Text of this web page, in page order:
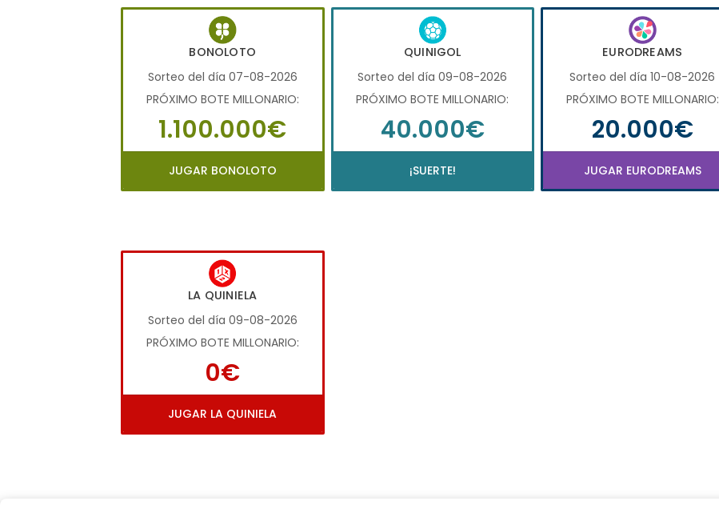
BONOLOTO
Sorteo del día 07-08-2026
PRÓXIMO BOTE MILLONARIO:
1.100.000€
JUGAR BONOLOTO
QUINIGOL
Sorteo del día 09-08-2026
PRÓXIMO BOTE MILLONARIO:
40.000€
¡SUERTE!
EURODREAMS
Sorteo del día 10-08-2026
PRÓXIMO BOTE MILLONARIO:
20.000€
JUGAR EURODREAMS
LA QUINIELA
Sorteo del día 09-08-2026
PRÓXIMO BOTE MILLONARIO:
0€
JUGAR LA QUINIELA